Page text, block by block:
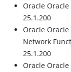
Oracle
25.1.200
Oracle
Network
25.1.200
Oracle